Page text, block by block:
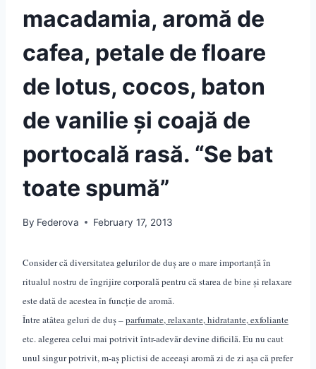
macadamia, aromă de
cafea, petale de floare
de lotus, cocos, baton
de vanilie și coajă de
portocală rasă. “Se bat
toate spumă”
By Federova February 17, 2013
Consider că diversitatea gelurilor de duș are o mare importanță în
ritualul nostru de îngrijire corporală pentru că starea de bine și relaxare
este dată de acestea în funcție de aromă.
Între atâtea geluri de duș –parfumate, relaxante, hidratante, exfoliante
etc. alegerea celui mai potrivit într-adevăr devine dificilă. Eu nu caut
unul singur potrivit, m-aș plictisi de aceeași aromă zi de zi așa că prefer